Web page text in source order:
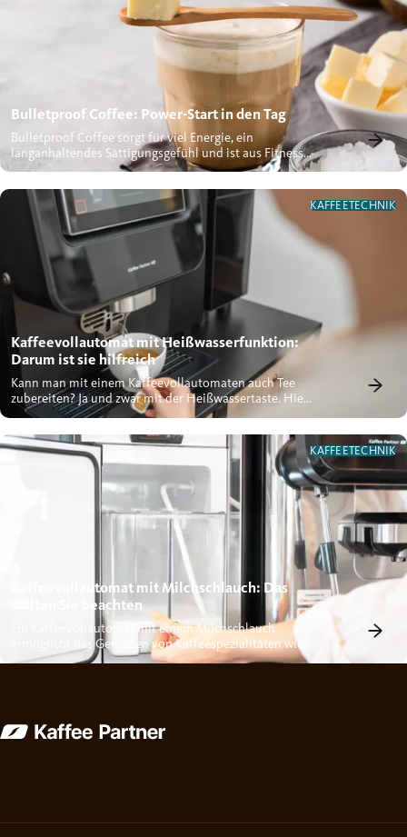
Bulletproof Coffee: Power-Start in den Tag
Bulletproof Coffee sorgt für viel Energie, ein
langanhaltendes Sättigungsgefühl und ist aus Fitness-
und...
KAFFEETECHNIK
Kaffeevollautomat mit Heißwasserfunktion:
Darum ist sie hilfreich
Kann man mit einem Kaffeevollautomaten auch Tee
zubereiten? Ja und zwar mit der Heißwassertaste. Hier
erfahren Sie mehr...
KAFFEETECHNIK
Kaffeevollautomat mit Milchschlauch: Das
sollten Sie beachten
Ein Kaffeevollautomat mit einem Milchschlauch
ermöglicht das Genießen von Kaffeespezialitäten wie
Cappuccino oder Latte...